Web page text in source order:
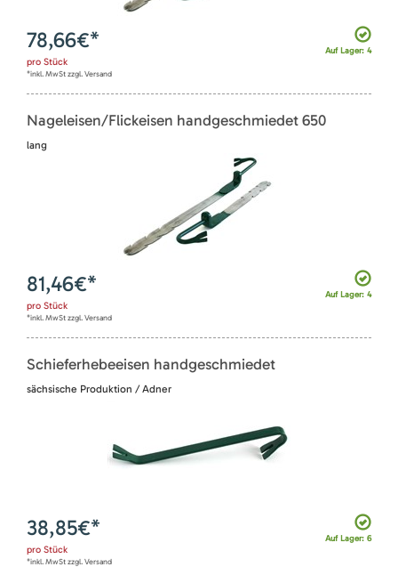
Auf Lager: 4
78,66€*
pro Stück
*inkl. MwSt zzgl. Versand
Nageleisen/Flickeisen handgeschmiedet 650
lang
Auf Lager: 4
81,46€*
pro Stück
*inkl. MwSt zzgl. Versand
Schieferhebeeisen handgeschmiedet
sächsische Produktion / Adner
Auf Lager: 6
38,85€*
pro Stück
*inkl. MwSt zzgl. Versand